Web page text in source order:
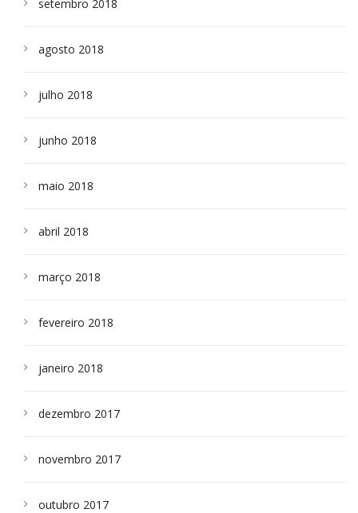
setembro 2018
agosto 2018
julho 2018
junho 2018
maio 2018
abril 2018
março 2018
fevereiro 2018
janeiro 2018
dezembro 2017
novembro 2017
outubro 2017